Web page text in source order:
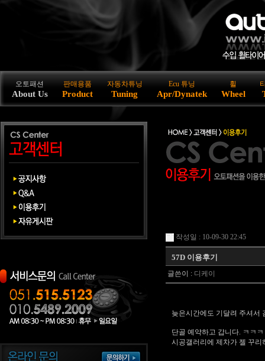
오토패션
About Us
판매용품
Product
자동차튜닝
Tuning
Ecu 튜닝
Apr/Dynatek
휠
Wheel
작성일 : 10-09-30 22:45
57D 이용후기
글쓴이 : 디케이
늦은시간에도 기달려 주셔서
단골 예약하고 갑니다. ㅋㅋㅋ
시공갤러리에 제차가 젤 꾸리